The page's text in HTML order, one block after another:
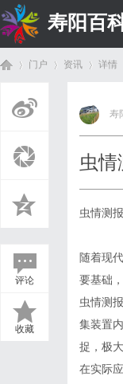
寿阳百
门户 资讯
›
详情
评论
收藏
寿
虫
虫情测
随着现
要基础
虫情测
集装置
捉，极
在实际